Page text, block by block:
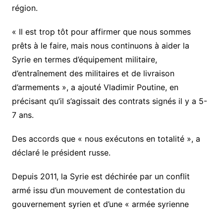
région.
« Il est trop tôt pour affirmer que nous sommes
prêts à le faire, mais nous continuons à aider la
Syrie en termes d’équipement militaire,
d’entraînement des militaires et de livraison
d’armements », a ajouté Vladimir Poutine, en
précisant qu’il s’agissait des contrats signés il y a 5-
7 ans.
Des accords que « nous exécutons en totalité », a
déclaré le président russe.
Depuis 2011, la Syrie est déchirée par un conflit
armé issu d’un mouvement de contestation du
gouvernement syrien et d’une « armée syrienne